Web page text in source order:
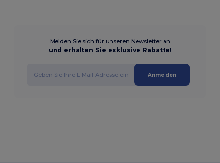
Melden Sie sich für unseren Newsletter an
und erhalten Sie exklusive Rabatte!
Anmelden